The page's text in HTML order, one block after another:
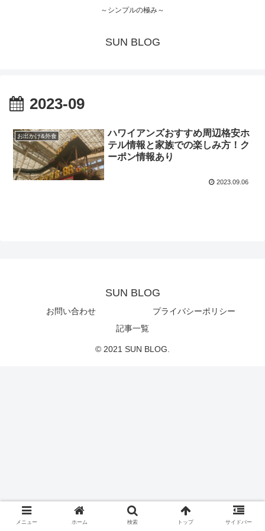
～シンプルの極み～
SUN BLOG
2023-09
お出かけ&外食
ハワイアンズおすすめ周辺格安ホ
テル情報と家族での楽しみ方！ク
ーポン情報あり
2023.09.06
SUN BLOG
お問い合わせ
プライバシーポリシー
記事一覧
© 2021 SUN BLOG.
メニュー ホーム 検索 トップ サイドバー